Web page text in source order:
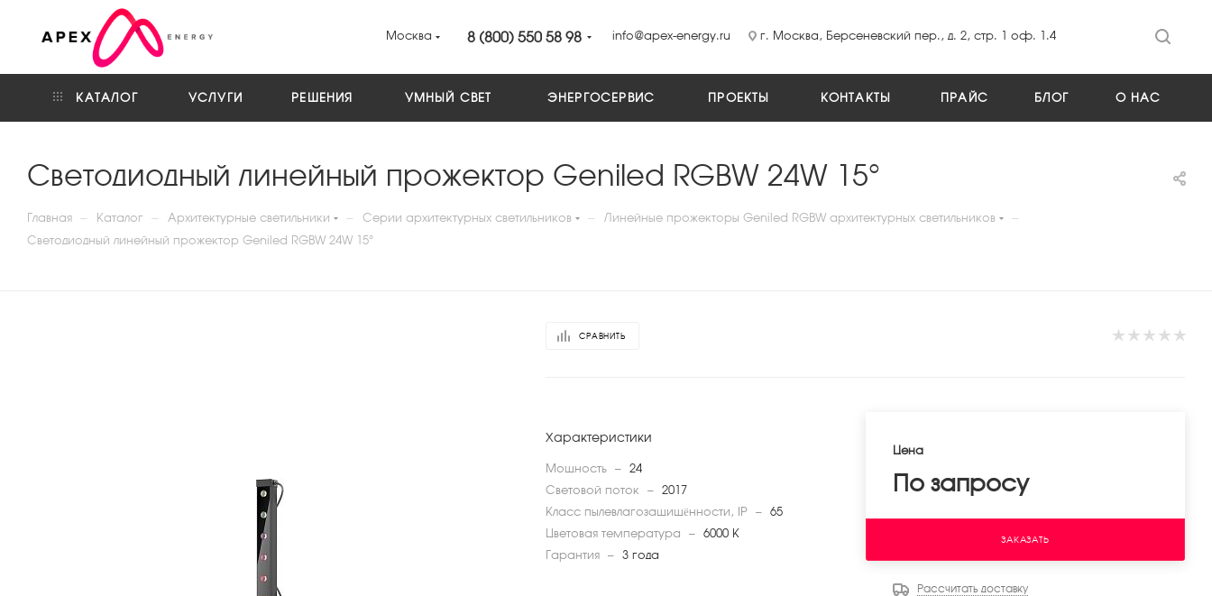
Москва 8 (800) 550 58 98 info@apex-energy.ru г. Москва, Берсеневский пер., д. 2, стр. 1 оф. 1.4
КАТАЛОГ УСЛУГИ РЕШЕНИЯ УМНЫЙ СВЕТ ЭНЕРГОСЕРВИС ПРОЕКТЫ КОНТАКТЫ ПРАЙС БЛОГ О НАС
Светодиодный линейный прожектор Geniled RGBW 24W 15°
Главная — Каталог — Архитектурные светильники — Серии архитектурных светильников — Линейные прожекторы Geniled RGBW архитектурных светильников —
Светодиодный линейный прожектор Geniled RGBW 24W 15°
СРАВНИТЬ
Характеристики
Мощность —
24
Световой поток
—
2017
Класс пылевлагозащищённости, IP
—
65
Цветовая температура
—
6000 K
Гарантия
— 3 года
Цена
По запросу
ЗАКАЗАТЬ
Рассчитать доставку